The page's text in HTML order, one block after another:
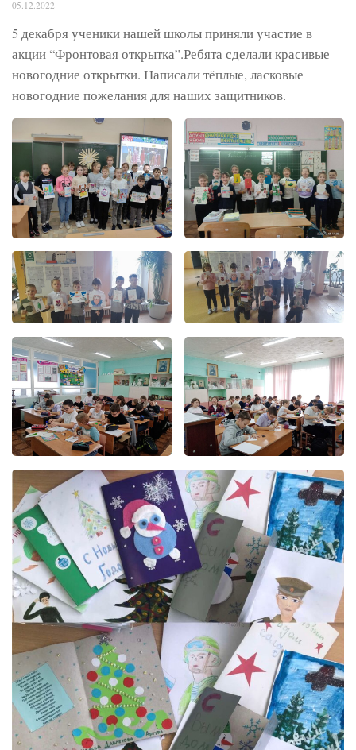
05.12.2022
5 декабря ученики нашей школы приняли участие в
акции “Фронтовая открытка”.Ребята сделали красивые
новогодние открытки. Написали тёплые, ласковые
новогодние пожелания для наших защитников.